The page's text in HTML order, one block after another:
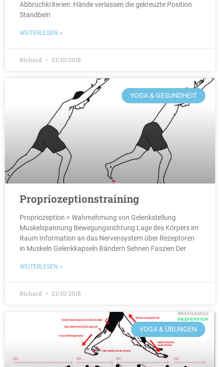
Abbruchkriterien: Hände verlassen die gekreuzte Position
Standbein
WEITERLESEN »
Richard 21/10/2018
YOGA & GESUNDHEIT
Propriozeptionstraining
Propriozeption = Wahrnehmung von Gelenkstellung
Muskelspannung Bewegungsrichtung Lage des Körpers im
Raum Information an das Nervensystem über Rezeptoren
in Muskeln Gelenkkapseln Bändern Sehnen Faszien Der
WEITERLESEN »
Richard 21/10/2018
YOGA & ÜBUNGEN